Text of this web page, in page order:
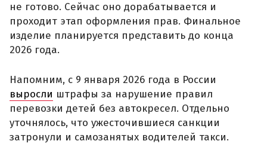
не готово. Сейчас оно дорабатывается и
проходит этап оформления прав. Финальное
изделие планируется представить до конца
2026 года.
Напомним, с 9 января 2026 года в России
выросли штрафы за нарушение правил
перевозки детей без автокресел. Отдельно
уточнялось, что ужесточившиеся санкции
затронули и самозанятых водителей такси.